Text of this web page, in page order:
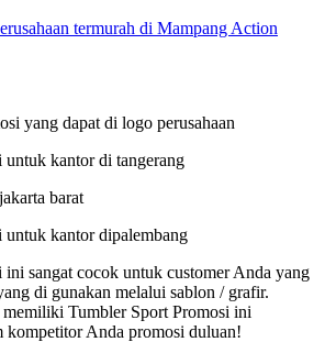
termurah di Mampang Action
yang dapat di logo perusahaan
sangat cocok untuk customer Anda yang
di gunakan melalui sablon / grafir.
Tumbler Sport Promosi ini
kompetitor Anda promosi duluan!